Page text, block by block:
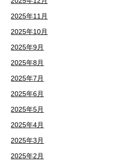
2025年11月
2025年10月
2025年9月
2025年8月
2025年7月
2025年6月
2025年5月
2025年4月
2025年3月
2025年2月